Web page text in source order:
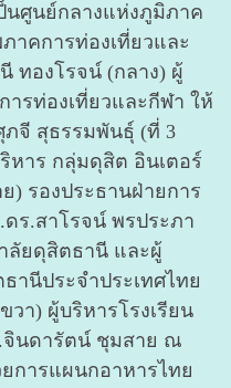
นศูนย์กลางแห่งภูมิภาค
คการท่องเที่ยวและ
ทองโรจน์ (กลาง) ผู้
ารท่องเที่ยวและกีฬา ให้
ภจี สุธรรมพันธุ์ (ที่ 3
หาร กลุ่มดุสิต อินเตอร์
) รองประธานฝ่ายการ
ร.สาโรจน์ พรประภา
ลัยดุสิตธานี และผู้
านีประจำประเทศไทย
วา) ผู้บริหารโรงเรียน
จินดารัตน์ ชุมสาย ณ
การแผนกอาหารไทย